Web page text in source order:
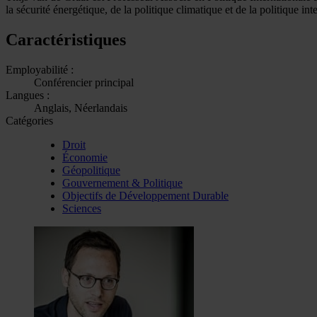
la sécurité énergétique, de la politique climatique et de la politique
Caractéristiques
Employabilité :
Conférencier principal
Langues :
Anglais, Néerlandais
Catégories
Droit
Économie
Géopolitique
Gouvernement & Politique
Objectifs de Développement Durable
Sciences